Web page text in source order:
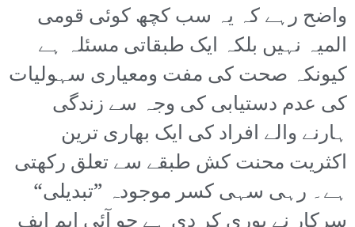
واضح رہے کہ یہ سب کچھ کوئی قومی
المیہ نہیں بلکہ ایک طبقاتی مسئلہ ہے
کیونکہ صحت کی مفت ومعیاری سہولیات
کی عدم دستیابی کی وجہ سے زندگی
ہارنے والے افراد کی ایک بھاری ترین
اکثریت محنت کش طبقے سے تعلق رکھتی
ہے۔ رہی سہی کسر موجودہ ”تبدیلی“